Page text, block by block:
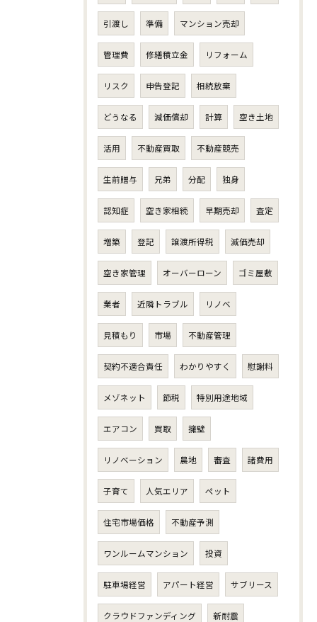
引渡し 準備 マンション売却
管理費 修繕積立金 リフォーム
リスク 申告登記 相続放棄
どうなる 減価償却 計算 空き土地
活用 不動産買取 不動産競売
生前贈与 兄弟 分配 独身
認知症 空き家相続 早期売却 査定
増築 登記 譲渡所得税 減価売却
空き家管理 オーバーローン ゴミ屋敷
業者 近隣トラブル リノベ
見積もり 市場 不動産管理
契約不適合責任 わかりやすく 慰謝料
メゾネット 節税 特別用途地域
エアコン 買取 擁壁
リノベーション 農地 審査 諸費用
子育て 人気エリア ペット
住宅市場価格 不動産予測
ワンルームマンション 投資
駐車場経営 アパート経営 サブリース
クラウドファンディング 新耐震